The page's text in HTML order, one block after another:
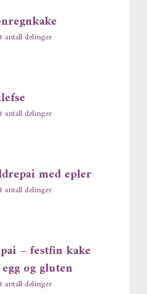
antall delinger
antall delinger
med epler
antall delinger
– festfin kake
og gluten
antall delinger